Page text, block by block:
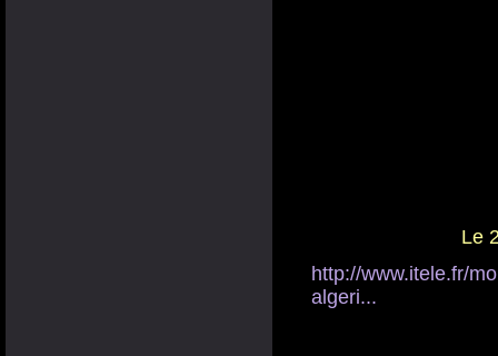
Le
http://www.itele.fr/
algeri...